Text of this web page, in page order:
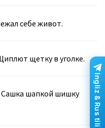
себе живот.
щетку в уголке.
шапкой шишку
Ingliz & Rus tili